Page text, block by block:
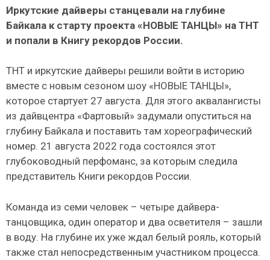
Иркутские дайверы станцевали на глубине
Байкала к старту проекта «НОВЫЕ ТАНЦЫ» на ТНТ
и попали в Книгу рекордов России.
ТНТ и иркутские дайверы решили войти в историю
вместе с новым сезоном шоу «НОВЫЕ ТАНЦЫ»,
которое стартует 27 августа. Для этого аквалангисты
из дайвцентра «Фартовый» задумали опуститься на
глубину Байкала и поставить там хореографический
номер. 21 августа 2022 года состоялся этот
глубоководный перфоманс, за которым следила
представитель Книги рекордов России.
Команда из семи человек – четыре дайвера-
танцовщика, один оператор и два осветителя – зашли
в воду. На глубине их уже ждал белый рояль, который
также стал непосредственным участником процесса.